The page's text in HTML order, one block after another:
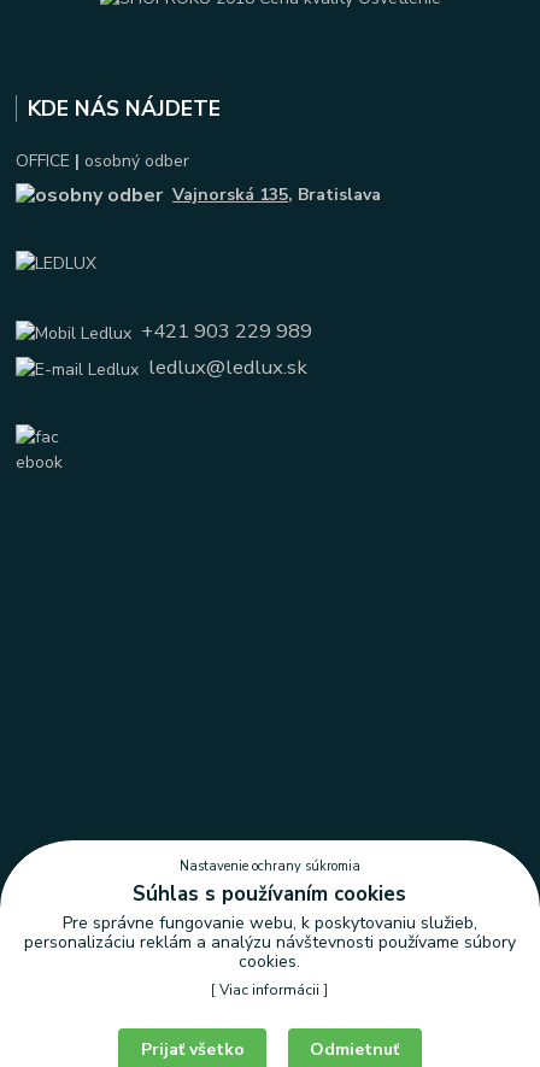
KDE NÁS NÁJDETE
OFFICE | osobný odber
Vajnorská 135, Bratislava
+421 903 229 989
ledlux@ledlux.sk
Nastavenie ochrany súkromia
Nastavenie ochrany súkromia
Súhlas s používaním cookies
Pre správne fungovanie webu, k poskytovaniu služieb,
personalizáciu reklám a analýzu návštevnosti používame súbory
cookies.
[Viac informácii ]
Odmietnuť
Prijať všetko